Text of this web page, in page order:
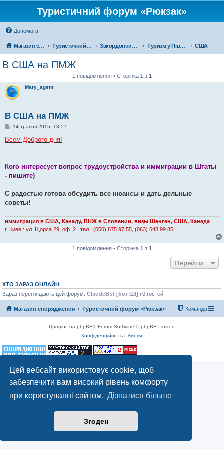
Цей вебсайт використовує cookie, щоб
забезпечити вам високий рівень комфорту
при користуванні сайтом. Дізнатися більше
Згоден
Туристичний форум «Рюкзак»
Допомога
Магазин спорядження Туристичний форум «Рюкзак» Закордонний туризм Туризм у Північній Америці США
В США на ПМЖ
1 повідомлення • Сторінка 1 з 1
Mary_agent
В США на ПМЖ
П
в
і
л
е
я
14 травня 2015, 13:57
Всем Доброго дня!
Кого интересует вопрос трудоустройства и иммиграции в Штаты
- пишите)
С радостью готова обсудить все нюансы и дать дельные
советы!
иммиграция в США, Канаду, ВНЖ в Словении, визы Шенген, США, Канада
г. Киев : ул. Щорса 29, оф. 2., тел.: (050) 875 97 55, (063) 648 99 85
1 повідомлення • Сторінка 1 з 1
Перейти
ХТО ЗАРАЗ ОНЛАЙН
Зараз переглядають цей форум: ClaudeBot [бот ШІ] і 0 гостей
Магазин спорядження Туристичний форум «Рюкзак» Команда
Працює на phpBB® Forum Software © phpBB Limited
Конфіденційність | Умови